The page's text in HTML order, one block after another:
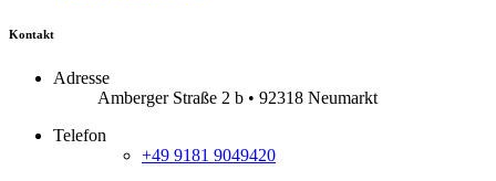
Kontakt
Adresse
Amberger Straße 2 b • 92318 Neumarkt
Telefon
+49 9181 9049420